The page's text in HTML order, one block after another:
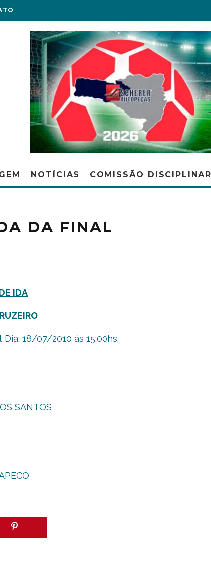
NOTÍCIAS COMISSÃO DISCIPLINAR
DA FINAL
IDA
18/07/2010 ás 15:00hs.
SANTOS